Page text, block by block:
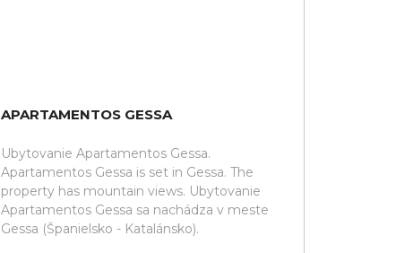
APARTAMENTOS GESSA
Ubytovanie Apartamentos Gessa.
Apartamentos Gessa is set in Gessa. The
property has mountain views. Ubytovanie
Apartamentos Gessa sa nachádza v meste
Gessa (Španielsko - Katalánsko).